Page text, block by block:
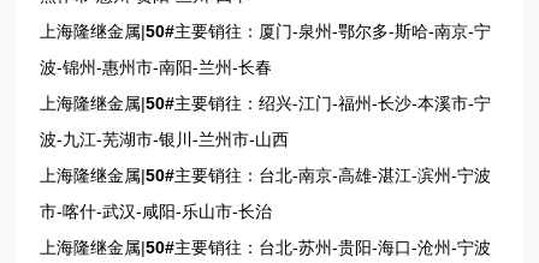
上海隆继金属|50#主要销往：厦门-泉州-鄂尔多-斯哈-南京-宁
波-锦州-惠州市-南阳-兰州-长春
上海隆继金属|50#主要销往：绍兴-江门-福州-长沙-本溪市-宁
波-九江-芜湖市-银川-兰州市-山西
上海隆继金属|50#主要销往：台北-南京-高雄-湛江-滨州-宁波
市-喀什-武汉-咸阳-乐山市-长治
上海隆继金属|50#主要销往：台北-苏州-贵阳-海口-沧州-宁波